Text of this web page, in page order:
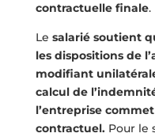
contractuelle finale.
Le salarié soutient
les dispositions de
modifiant
calcul de
l’entreprise
contractuel.Pour le